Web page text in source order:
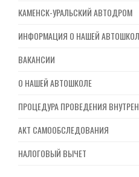
КАМЕНСК-УРАЛЬСКИЙ АВТОДРОМ
ИНФОРМАЦИЯ О НАШЕЙ
ВАКАНСИИ
О НАШЕЙ АВТОШКОЛЕ
ПРОЦЕДУРА ПРОВЕДЕНИЯ
АКТ САМООБСЛЕДОВАНИЯ
НАЛОГОВЫЙ ВЫЧЕТ